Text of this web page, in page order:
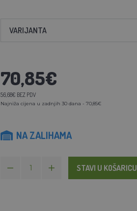
VARIJANTA
70,85€
56,68€ BEZ PDV
Najniža cijena u zadnjih 30 dana - 70,85€
NA ZALIHAMA
STAVI U KOŠARICU